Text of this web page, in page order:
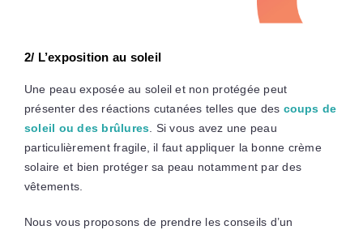
2/ L’exposition au soleil
Une peau exposée au soleil et non protégée peut
présenter des réactions cutanées telles que des coups de
soleil ou des brûlures. Si vous avez une peau
particulièrement fragile, il faut appliquer la bonne crème
solaire et bien protéger sa peau notamment par des
vêtements.
Nous vous proposons de prendre les conseils d’un